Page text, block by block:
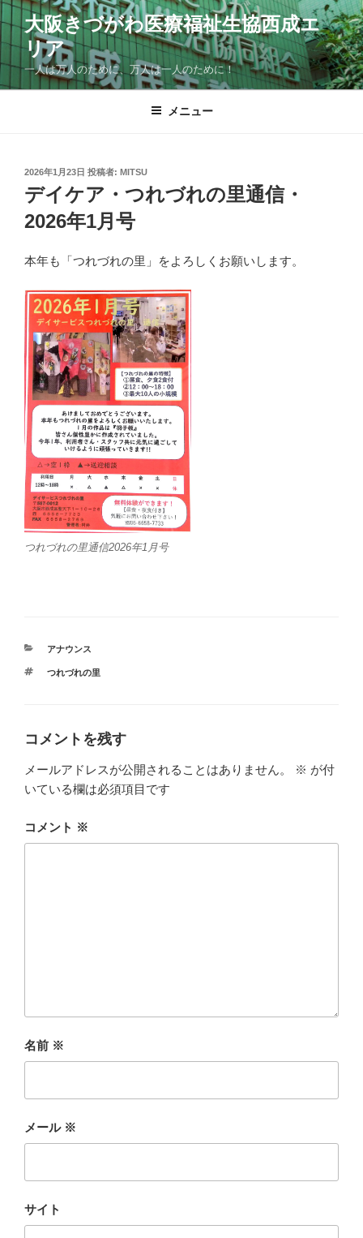
コ
ン
テ
ン
ツ
大阪きづがわ医療福祉生協西成エ
リア
一人は万人のために、万人は一人のために！
メニュー
投
稿
日:
2026年1月23日 投稿者: MITSU
デイケア・つれづれの里通信・
2026年1月号
本年も「つれづれの里」をよろしくお願いします。
つれづれの里通信2026年1月号
カ
ゴ
アナウンス
タ
つれづれの里
コメントを残す
メールアドレスが公開されることはありません。 ※ が付
いている欄は必須項目です
コメント ※
名前 ※
メール ※
サイト